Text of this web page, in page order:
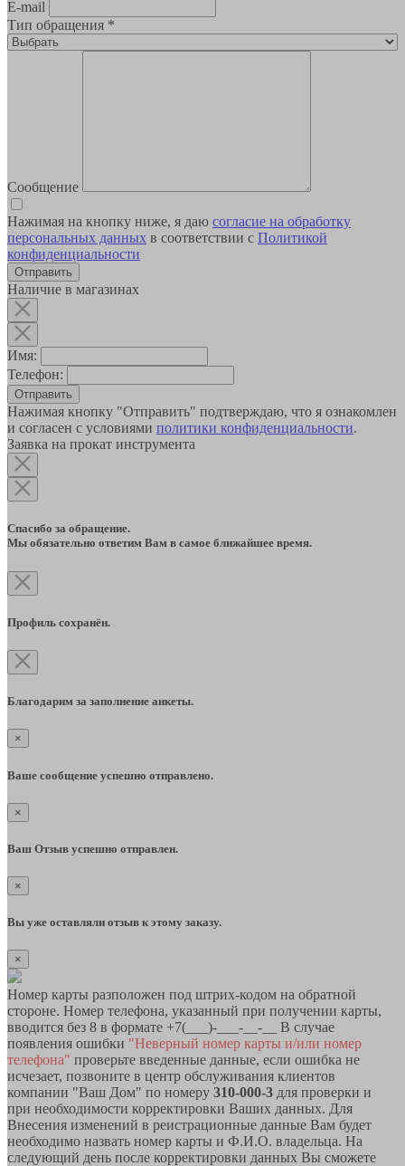
E-mail
Тип обращения *
Сообщение
Нажимая на кнопку ниже, я даю согласие на обработку
персональных данных в соответствии с Политикой
конфиденциальности
Наличие в магазинах
Имя:
Телефон:
Отправить
Нажимая кнопку "Отправить" подтверждаю, что я ознакомлен
и согласен с условиями политики конфиденциальности.
Заявка на прокат инструмента
Спасибо за обращение.
Мы обязательно ответим Вам в самое ближайшее время.
Профиль сохранён.
Благодарим за заполнение анкеты.
×
Ваше сообщение успешно отправлено.
×
Ваш Отзыв успешно отправлен.
×
Вы уже оставляли отзыв к этому заказу.
×
Номер карты разположен под штрих-кодом на обратной
стороне. Номер телефона, указанный при получении карты,
вводится без 8 в формате +7(___)-___-__-__ В случае
появления ошибки "Неверный номер карты и/или номер
телефона" проверьте введенные данные, если ошибка не
исчезает, позвоните в центр обслуживания клиентов
компании "Ваш Дом" по номеру 310-000-3 для проверки и
при необходимости корректировки Ваших данных. Для
Внесения изменений в реистрационные данные Вам будет
необходимо назвать номер карты и Ф.И.О. владельца. На
следующий день после корректировки данных Вы сможете